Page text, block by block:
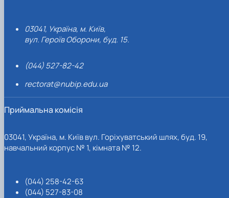
03041, Україна, м. Київ,
вул. Героїв Оборони, буд. 15.
(044) 527-82-42
rectorat@nubip.edu.ua
Приймальна комісія
03041, Україна, м. Київ вул. Горіхуватський шлях, буд. 19,
навчальний корпус № 1, кімната № 12.
(044) 258-42-63
(044) 527-83-08